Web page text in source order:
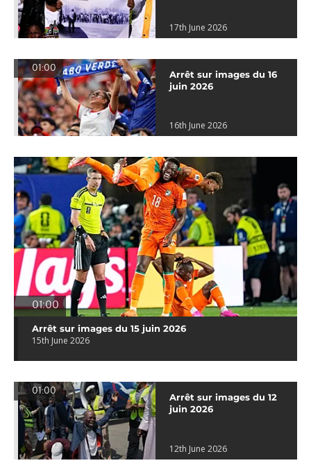
17th June 2026
01:00
Arrêt sur images du 16
juin 2026
16th June 2026
01:00
Arrêt sur images du 15 juin 2026
15th June 2026
01:00
Arrêt sur images du 12
juin 2026
12th June 2026